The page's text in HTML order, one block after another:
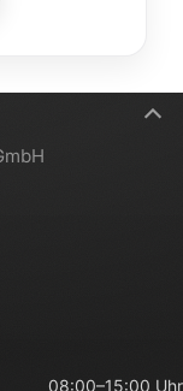
08:00–15:00 Uhr